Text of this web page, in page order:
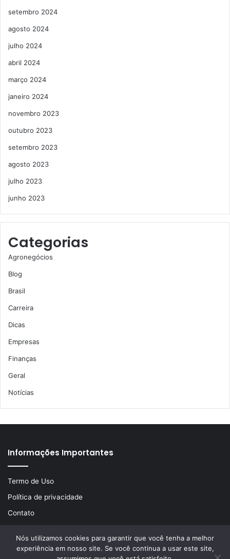
setembro 2024
agosto 2024
julho 2024
abril 2024
março 2024
janeiro 2024
novembro 2023
outubro 2023
setembro 2023
agosto 2023
julho 2023
junho 2023
Categorias
Agronegócios
Blog
Brasil
Carreira
Dicas
Empresas
Finanças
Geral
Notícias
Informações Importantes
Termo de Uso
Política de privacidade
Contato
© Copyright 2026, Todos os direitos reservados | Desenvolvido
Nós utilizamos cookies para garantir que você tenha a melhor
experiência em nosso site. Se você continua a usar este site,